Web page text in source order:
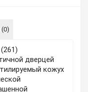
дверцей
кожух